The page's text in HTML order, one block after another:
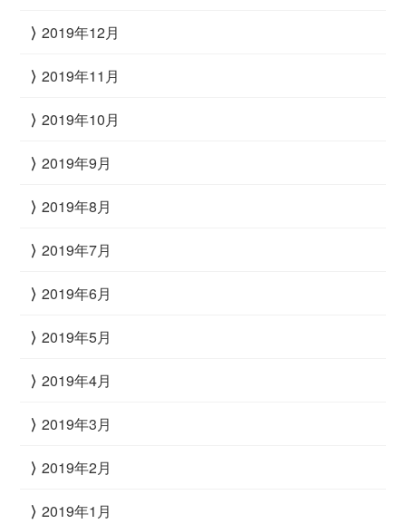
2019年12月
2019年11月
2019年10月
2019年9月
2019年8月
2019年7月
2019年6月
2019年5月
2019年4月
2019年3月
2019年2月
2019年1月